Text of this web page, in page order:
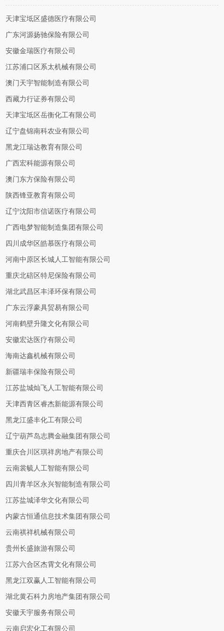
天津宝坻区盛德医疗有限公司
广东河源扬驰保险有限公司
安徽金瑞医疗有限公司
江苏浦口区系太机械有限公司
澳门天宇智能制造有限公司
西藏力行证券有限公司
天津宝坻区岳衡化工有限公司
辽宁盘锦南科农业有限公司
黑龙江瑞达教育有限公司
广西宏科能源有限公司
澳门东方保险有限公司
陕西锋亚教育有限公司
辽宁沈阳市信诺医疗有限公司
广西电梦智能制造集团有限公司
四川成华区皓慕医疗有限公司
河南中原区长城人工智能有限公司
重庆北碚区特尼保险有限公司
湖北武昌区丰泽环保有限公司
广东云浮豪具贸易有限公司
河南鹤壁升隆文化有限公司
安徽宏达医疗有限公司
海南达鑫机械有限公司
新疆瑞丰保险有限公司
江苏盐城灿飞人工智能有限公司
天津西青区睿杰新能源有限公司
黑龙江盛丰化工有限公司
辽宁葫芦岛志腾金融集团有限公司
重庆合川区琪祥房地产有限公司
云南裳毓人工智能有限公司
四川青羊区永兴智能制造有限公司
江苏盐城泽华文化有限公司
内蒙古恒通信息技术集团有限公司
云南祺祥机械有限公司
贵州长盛旅游有限公司
江苏六合区杰霄文化有限公司
黑龙江双赢人工智能有限公司
湖北黄石科力房地产集团有限公司
安徽天宇服务有限公司
云南启宏化工有限公司